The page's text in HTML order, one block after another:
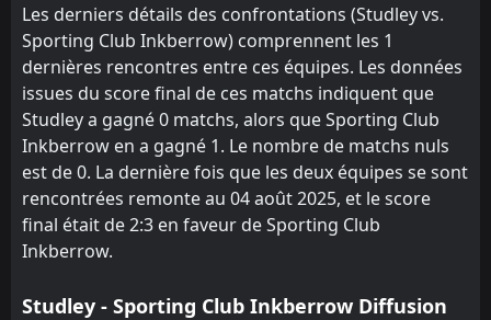
Les derniers détails des confrontations (Studley vs.
Sporting Club Inkberrow) comprennent les 1
dernières rencontres entre ces équipes. Les données
issues du score final de ces matchs indiquent que
Studley a gagné 0 matchs, alors que Sporting Club
Inkberrow en a gagné 1. Le nombre de matchs nuls
est de 0. La dernière fois que les deux équipes se sont
rencontrées remonte au 04 août 2025, et le score
final était de 2:3 en faveur de Sporting Club
Inkberrow.
Studley - Sporting Club Inkberrow Diffusion